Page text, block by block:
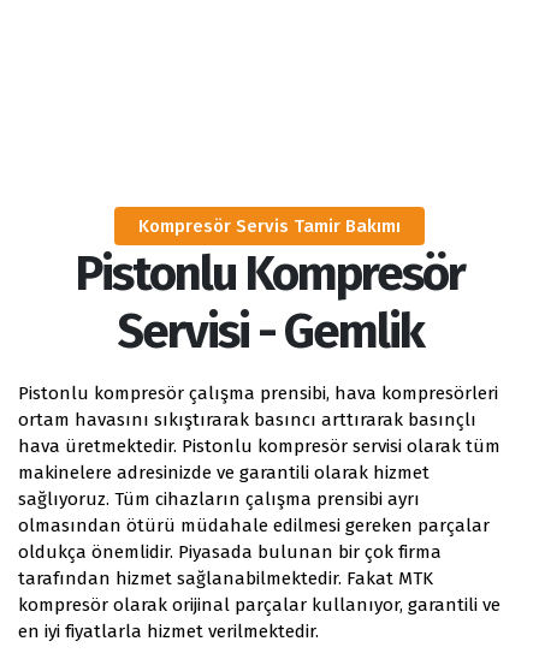
Kompresör Servis Tamir Bakımı
Pistonlu Kompresör
Servisi - Gemlik
Pistonlu kompresör çalışma prensibi, hava kompresörleri
ortam havasını sıkıştırarak basıncı arttırarak basınçlı
hava üretmektedir. Pistonlu kompresör servisi olarak tüm
makinelere adresinizde ve garantili olarak hizmet
sağlıyoruz. Tüm cihazların çalışma prensibi ayrı
olmasından ötürü müdahale edilmesi gereken parçalar
oldukça önemlidir. Piyasada bulunan bir çok firma
tarafından hizmet sağlanabilmektedir. Fakat MTK
kompresör olarak orijinal parçalar kullanıyor, garantili ve
en iyi fiyatlarla hizmet verilmektedir.